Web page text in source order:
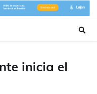
inicia el